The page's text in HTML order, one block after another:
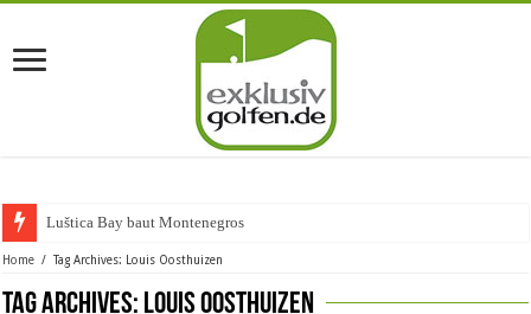
Luštica Bay baut Montenegros erste
Home / Tag Archives: Louis Oosthuizen
Tag Archives: Louis Oosthuizen